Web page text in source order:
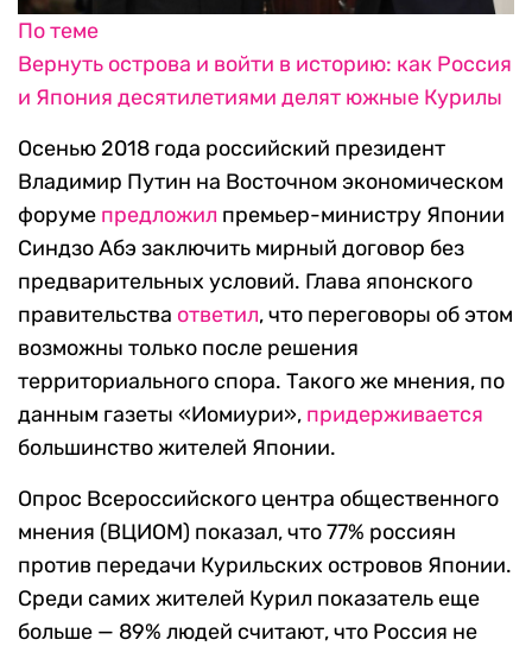
По теме
Вернуть острова и войти в историю: как Россия
и Япония десятилетиями делят южные Курилы
Осенью 2018 года российский президент
Владимир Путин на Восточном экономическом
форуме предложил премьер-министру Японии
Синдзо Абэ заключить мирный договор без
предварительных условий. Глава японского
правительства ответил, что переговоры об этом
возможны только после решения
территориального спора. Такого же мнения, по
данным газеты «Иомиури», придерживается
большинство жителей Японии.
Опрос Всероссийского центра общественного
мнения (ВЦИОМ) показал, что 77% россиян
против передачи Курильских островов Японии.
Среди самих жителей Курил показатель еще
больше — 89% людей считают, что Россия не